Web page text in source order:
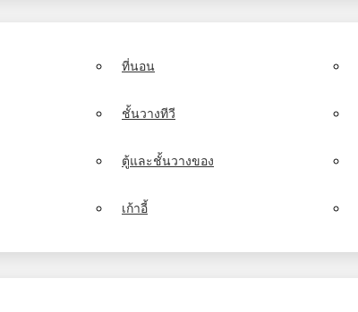
ที่นอน
ชั้นวางทีวี
ตู้และชั้นวางของ
เก้าอี้